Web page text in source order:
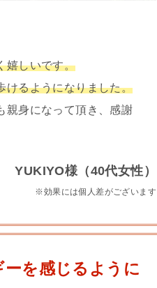
嬉しいです。
けるようになりました。
親身になって頂き、感謝
YUKIYO様（40代女性）
※効果には個人差がございます
ーを感じるように